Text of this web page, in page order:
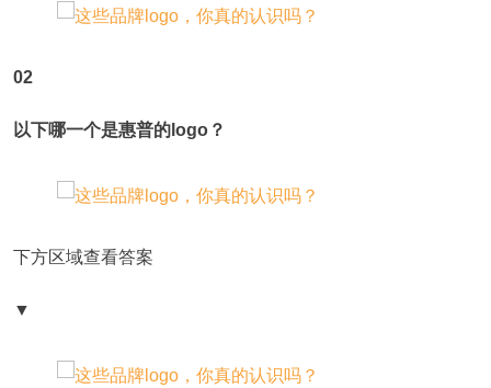
02
以下哪一个是惠普的logo？
下方区域查看答案
▼